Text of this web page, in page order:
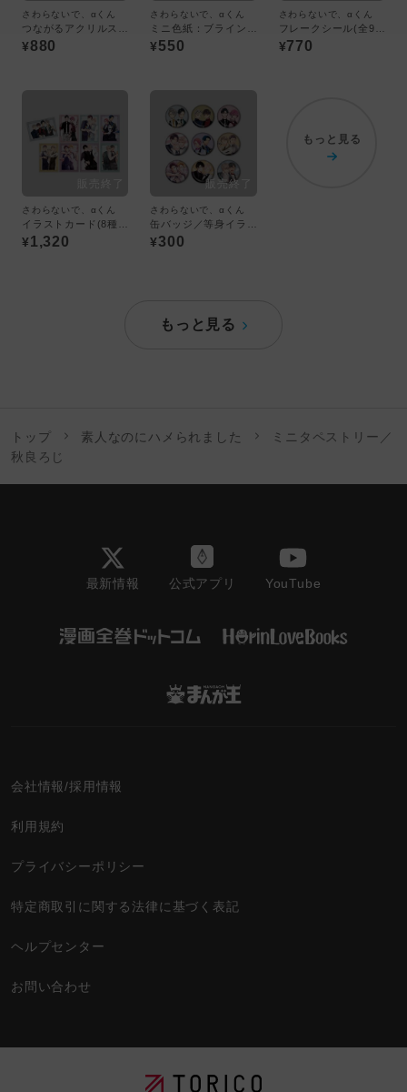
さわらないで、αくん
¥880
さわらないで、αくん
¥550
さわらないで、αくん
¥770
さわらないで、αくん
¥1,320
さわらないで、αくん
¥300
もっと見る
もっと見る
トップ 素人なのにハメられました
ミニタペストリー／
秋良ろじ
最新情報 公式アプリ YouTube
会社情報/採用情報
利用規約
プライバシーポリシー
特定商取引に関する法律に基づく表記
ヘルプセンター
お問い合わせ